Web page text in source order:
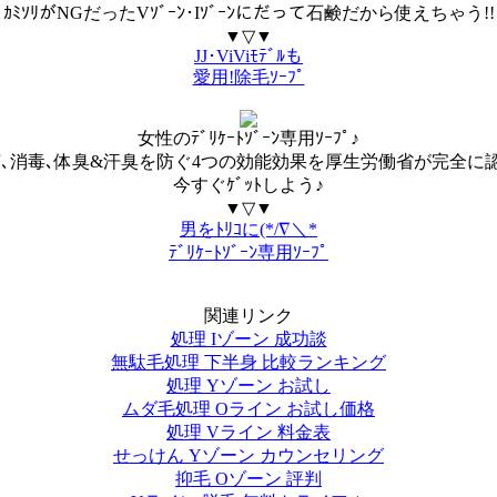
ｶﾐｿﾘがNGだったVｿﾞｰﾝ･Iｿﾞｰﾝにだって石鹸だから使えちゃう!!
▼▽▼
JJ･ViViﾓﾃﾞﾙも
愛用!除毛ｿｰﾌﾟ
女性のﾃﾞﾘｹｰﾄｿﾞｰﾝ専用ｿｰﾌﾟ♪
消毒､体臭&汗臭を防ぐ4つの効能効果を厚生労働省が完全に
今すぐｹﾞｯﾄしよう♪
▼▽▼
男をﾄﾘｺに(*/∇＼*
ﾃﾞﾘｹｰﾄｿﾞｰﾝ専用ｿｰﾌﾟ
関連リンク
処理 Iゾーン 成功談
無駄毛処理 下半身 比較ランキング
処理 Yゾーン お試し
ムダ毛処理 Oライン お試し価格
処理 Vライン 料金表
せっけん Yゾーン カウンセリング
抑毛 Oゾーン 評判